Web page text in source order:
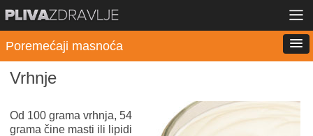
Poremećaji masnoća
Vrhnje
Od 100 grama vrhnja, 54
grama čine masti ili lipidi